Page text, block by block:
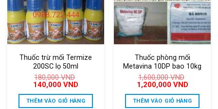
Thuốc trừ mối Termize
200SC lọ 50ml
180,000VND
Giá
là:
180,000 VND.
140,000 VNDGiá
tại
là:
THÊM VÀO GIỎ HÀNG
Thuốc phòng mối
Metavina 10DP bao 10kg
1,600,000VND
Giá
gốc
là:
1,600,000 VND.
1,200,000 VNDGiá
tại
là:
THÊM VÀO GIỎ HÀNG